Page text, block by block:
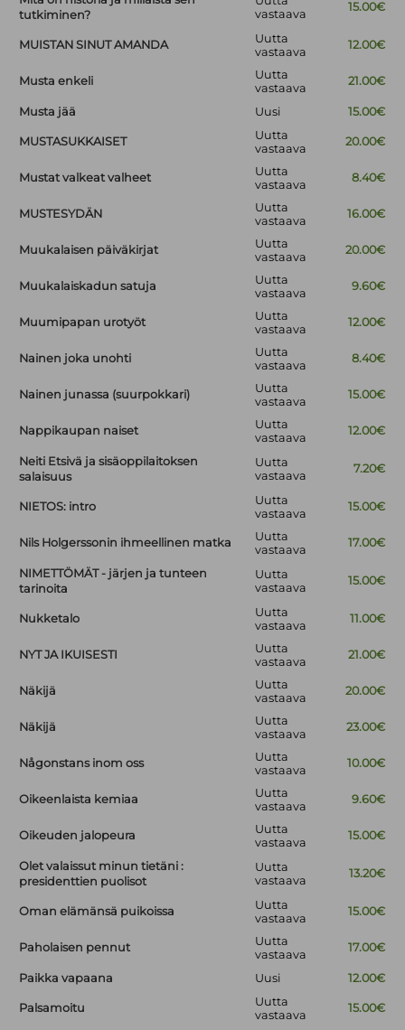
tutkiminen?
vastaava
15.00€
MUISTAN SINUT AMANDA
Uutta
vastaava
12.00€
Musta enkeli
Uutta
vastaava
21.00€
Musta jää Uusi 15.00€
MUSTASUKKAISET
Uutta
vastaava
20.00€
Mustat valkeat valheet
Uutta
vastaava
8.40€
MUSTESYDÄN
Uutta
vastaava
16.00€
Muukalaisen päiväkirjat
Uutta
vastaava
20.00€
Muukalaiskadun satuja
Uutta
vastaava
9.60€
Muumipapan urotyöt
Uutta
vastaava
12.00€
Nainen joka unohti
Uutta
vastaava
8.40€
Nainen junassa (suurpokkari)
Uutta
vastaava
15.00€
Nappikaupan naiset
Uutta
vastaava
12.00€
Neiti Etsivä ja sisäoppilaitoksen
salaisuus
Uutta
vastaava
7.20€
NIETOS: intro
Uutta
vastaava
15.00€
Nils Holgerssonin ihmeellinen matka
Uutta
vastaava
17.00€
NIMETTÖMÄT - järjen ja tunteen
tarinoita
Uutta
vastaava
15.00€
Nukketalo
Uutta
vastaava
11.00€
NYT JA IKUISESTI
Uutta
vastaava
21.00€
Näkijä
Uutta
vastaava
20.00€
Näkijä
Uutta
vastaava
23.00€
Någonstans inom oss
Uutta
vastaava
10.00€
Oikeenlaista kemiaa
Uutta
vastaava
9.60€
Oikeuden jalopeura
Uutta
vastaava
15.00€
Olet valaissut minun tietäni :
presidenttien puolisot
Uutta
vastaava
13.20€
Oman elämänsä puikoissa
Uutta
vastaava
15.00€
Paholaisen pennut
Uutta
vastaava
17.00€
Paikka vapaana Uusi 12.00€
Palsamoitu
Uutta
vastaava
15.00€